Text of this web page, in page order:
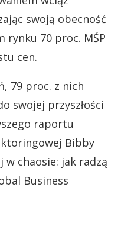
swoją obecność
rynku 70 proc. MŚP
cen.
79 proc. z nich
swojej przyszłości
raportu
Bibby
w chaosie: jak radzą
Business